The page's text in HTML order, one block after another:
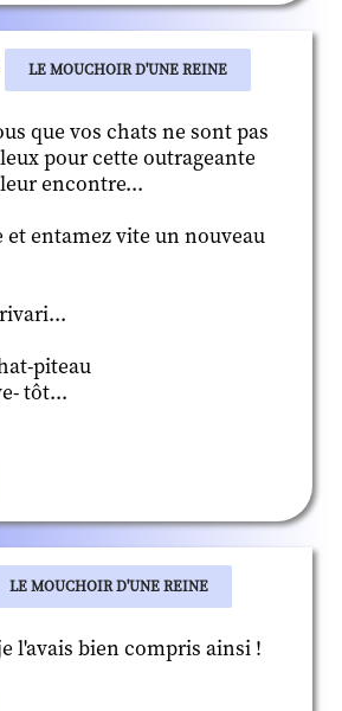
LE MOUCHOIR D'UNE REINE
que vos chats ne sont pas
pour cette outrageante
encontre...
et entamez vite un nouveau
piteau
tôt...
LE MOUCHOIR D'UNE REINE
l'avais bien compris ainsi !